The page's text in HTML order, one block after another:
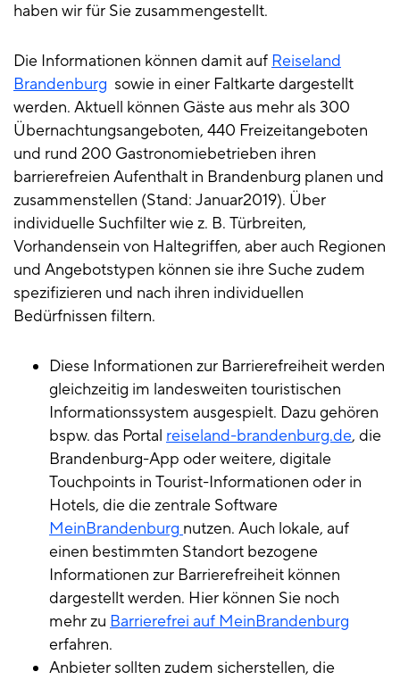
haben wir für Sie zusammengestellt.
Die Informationen können damit auf Reiseland
Brandenburg sowie in einer Faltkarte dargestellt
werden. Aktuell können Gäste aus mehr als 300
Übernachtungsangeboten, 440 Freizeitangeboten
und rund 200 Gastronomiebetrieben ihren
barrierefreien Aufenthalt in Brandenburg planen und
zusammenstellen (Stand: Januar2019). Über
individuelle Suchfilter wie z. B. Türbreiten,
Vorhandensein von Haltegriffen, aber auch Regionen
und Angebotstypen können sie ihre Suche zudem
spezifizieren und nach ihren individuellen
Bedürfnissen filtern.
Diese Informationen zur Barrierefreiheit werden
gleichzeitig im landesweiten touristischen
Informationssystem ausgespielt. Dazu gehören
bspw. das Portal reiseland-brandenburg.de, die
Brandenburg-App oder weitere, digitale
Touchpoints in Tourist-Informationen oder in
Hotels, die die zentrale Software
MeinBrandenburg nutzen. Auch lokale, auf
einen bestimmten Standort bezogene
Informationen zur Barrierefreiheit können
dargestellt werden. Hier können Sie noch
mehr zu Barrierefrei auf MeinBrandenburg
erfahren.
Anbieter sollten zudem sicherstellen, die